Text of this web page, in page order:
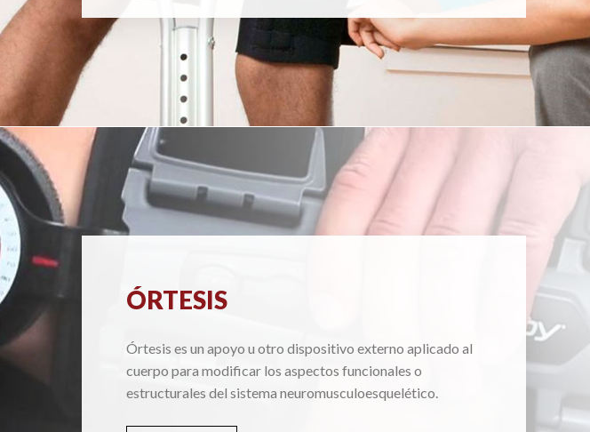
ÓRTESIS
Órtesis es un apoyo u otro dispositivo externo aplicado al
cuerpo para modificar los aspectos funcionales o
estructurales del sistema neuromusculoesquelético.